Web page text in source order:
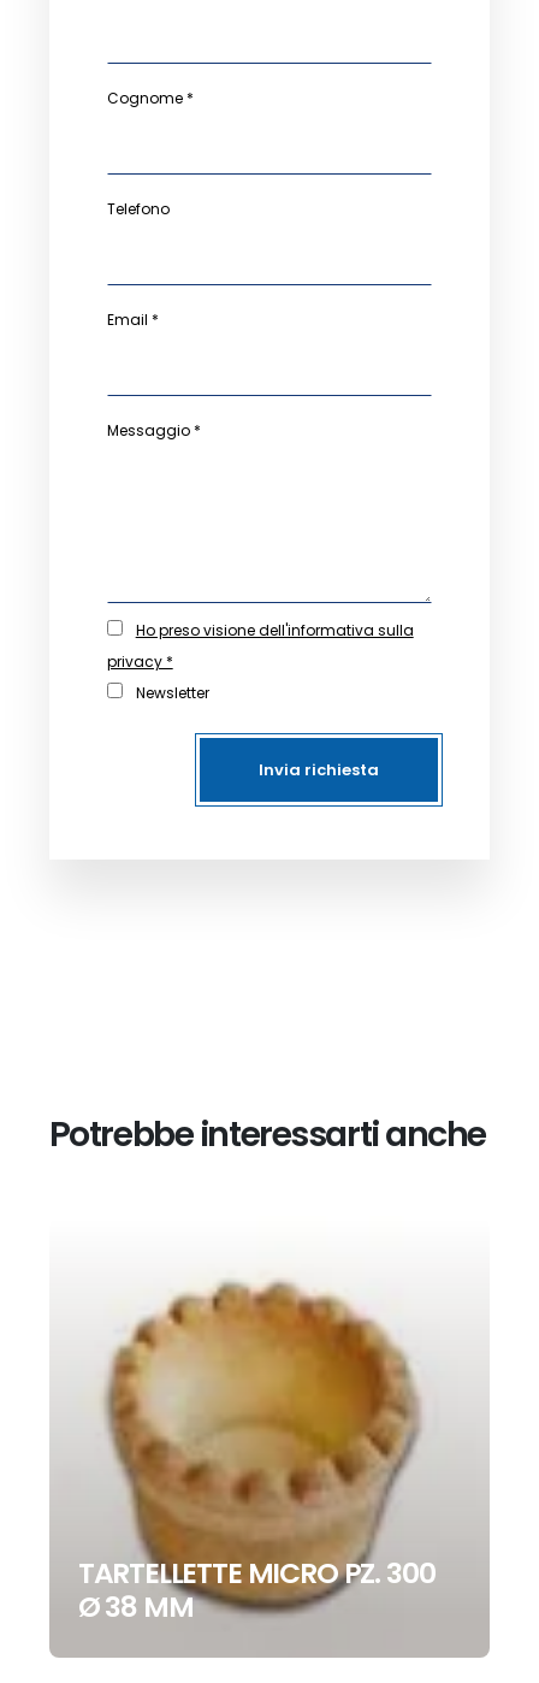
Cognome *
Telefono
Email *
Messaggio *
Ho preso visione dell'informativa sulla
privacy *
Newsletter
Invia richiesta
Potrebbe interessarti anche
TARTELLETTE MICRO PZ. 300
Ø 38 MM